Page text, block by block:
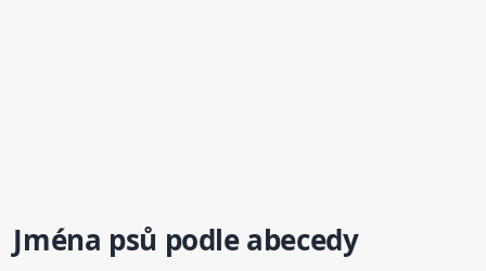
Jména psů podle abecedy